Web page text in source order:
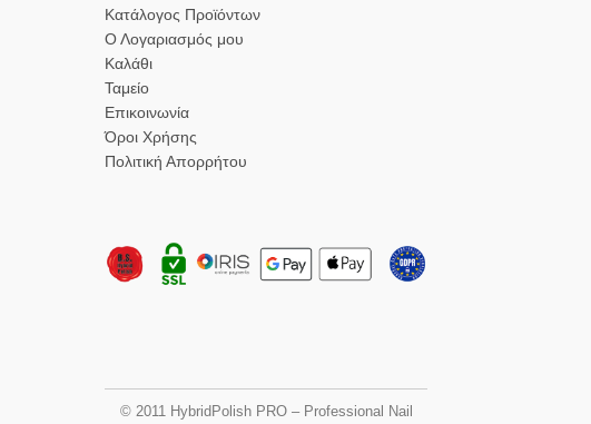
Κατάλογος Προϊόντων
Ο Λογαριασμός μου
Καλάθι
Ταμείο
Επικοινωνία
Όροι Χρήσης
Πολιτική Απορρήτου
© 2011 HybridPolish PRO – Professional Nail